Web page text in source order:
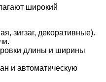
широкий
зигзаг, декоративные).
длины и ширины
и автоматическую